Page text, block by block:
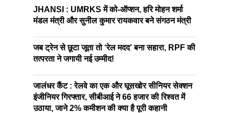
JHANSI : UMRKS में को-ऑप्शन, हरि मोहन शर्मा
मंडल मंत्री और सुनील कुमार रायकवार बने संगठन मंत्री
जब ट्रेन से छूटा जूता तो ‘रेल मदद’ बना सहारा, RPF की
तत्परता ने जगायी नई उम्मीद!
जालंधर कैंट : रेलवे का एक और घूसखोर सीनियर सेक्शन
इंजीनियर गिरफ्तार, सीबीआई ने 66 हजार की रिश्वत में
उठाया, जाने 2% कमीशन की क्या है पूरी कहानी